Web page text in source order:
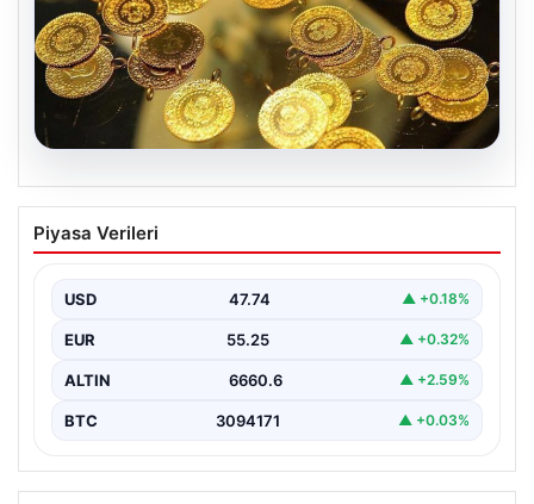
Altın fiyatları canlı 7 Nisan 2026: Altın
fiyatları bugün ne kadar oldu?
Piyasa Verileri
USD 47.74 ▲ +0.18%
EUR 55.25 ▲ +0.32%
ALTIN 6660.6 ▲ +2.59%
BTC 3094171 ▲ +0.03%